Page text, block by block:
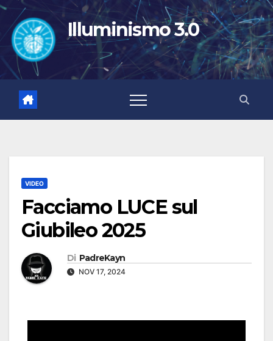
Salta
contenuto
Illuminismo 3.0
VIDEO
Facciamo LUCE sul
Giubileo 2025
Di PadreKayn
NOV 17, 2024